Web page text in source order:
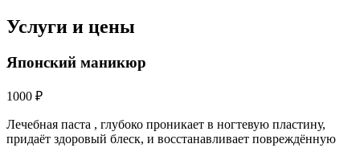
Услуги и цены
Японский маникюр
1000 ₽
Лечебная паста , глубоко проникает в ногтевую пластину,
придаёт здоровый блеск, и восстанавливает повреждённую